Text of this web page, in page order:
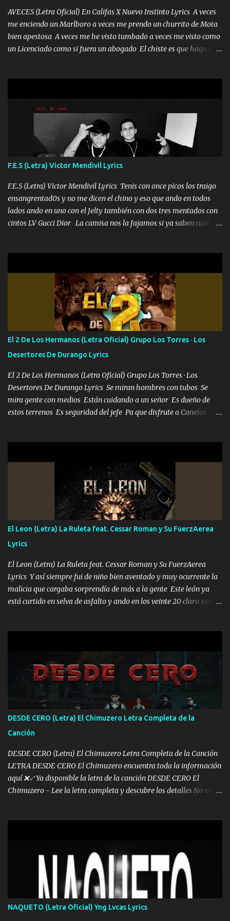
te acerque nadie porque solo yo tendre el candado 🔒 del a...
AVECES (Letra Oficial) En Califas X Nuevo Instinto Lyrics A veces
me enciendo un Marlboro a veces me prendo un churrito de Mota
bien apestosa A veces me he visto tumbado a veces me visto como
un Licenciado como si fuera un abogado El chiste es que hago lo
corriente no quieren verte subir de level trucha mis plebes Música
A veces me pongo un sombrero a veces me ven la cachucha de lado
con la mirada siempre en alto A veces me fajó una super o a veces
me fajó una Glock siempre armado todas las generaciones yo
traigo El chiste es que hago lo que quiero pues así soy me mandó
yo tengo el control a todos yo les paro el dedo soy hocicon un
malcriado un malandrón Que Les importa no saben nada falsas
las risas las que me miran hay gente corriente no quieren ve...
F.E.S (Letra) Victor Mendivil Lyrics
F.E.S (Letra) Victor Mendivil Lyrics Tenis con once picos los traigo
ensangrentad0s y no me dicen el chino y eso que ando en todos
lados ando en uno con el Jelty también con dos tres mentados con
cintos LV Gucci Dior La camisa nos la fajamos si ya saben cual es
estándares 110 mil records de pistas no me falta mucho para
verme en las revistas Ya pasé Italia Japón Madrid Milán y también
Francia ropa de 100.000 bolas Louis vuitton es mi fragancia
repleta de presidentes la bolsa estoy en mi pic si no se han dado
cuenta chequeen gráficas del kitch
El 2 De Los Hermanos (Letra Oficial) Grupo Los Torres · Los
Desertores De Durango Lyrics
El 2 De Los Hermanos (Letra Oficial) Grupo Los Torres · Los
Desertores De Durango Lyrics Se miran hombres con tubos Se
mira gente con medios Están cuidando a un señor Es dueño de
estos terrenos Es seguridad del jefe Pa que disfrute a Canelos Es
ni tampoco las mujeres porque es platica de grandes por eso hay
que estar alegres doy las instrucciones para atender los deberes
Música Si es que salta algún problema de confianza tengo gente
ahí está el Hombre Cuarenta y también Pariente 7 arreglan
cualquier problema no más es cuestión que ordené NOS HACE
FALTA UN HERMANO DE CLAVE ERA EL 24 SIEMPRE FUE UN
HOMBRE VALIENTE POR ALGO M'URIÓ PELEAND0 SIEMPRE
VIO POR LA FAMILIA PARA QUE SIGA EL LEGADO Es el DOS de
los HERMANOS un cerebro inteligente y com...
El Leon (Letra) La Ruleta feat. Cessar Roman y Su FuerzAerea
Lyrics
El Leon (Letra) La Ruleta feat. Cessar Roman y Su FuerzAerea
Lyrics Y así siempre fui de niño bien aventado y muy ocurrente la
malicia que cargaba sorprendía de más a la gente Este león ya
está curtido en selva de asfalto y ando en los veinte 20 claro son
pa más pues hay charola les voy a dar hasta topar pues no hay de
otra Música Surcando bien mi camino voy por mi línea no veo a
los lados aquel que no corre vuela no se me duerm voy chicoteado
Ya pasé varias hazañas ya tienen rato que me agarran el colmillo
de este León los estatales no sé esperaron Al tiro esta la PrimiZa
también la nueve que cargo al lado doy la mano al que su amigo y
al traicionero damos pa abajo Y No me paran aquí hay pa más
pues hay charola les voy a dar hasta topar pues no hay de otra...
DESDE CERO (Letra) El Chimuzero Letra Completa de la
Canción
DESDE CERO (Letra) El Chimuzero Letra Completa de la Canción
LETRA DESDE CERO El Chimuzero encuentra toda la información
aquí ❌♐ Ya disponible la letra de la canción DESDE CERO El
Chimuzero - Lee la letra completa y descubre los detalles No nací
❌ www.elnorteduro.com ❌ Yo No limito los Sueños , si no existe
Uno pues Hallamos Modos , Si me caigo me Levanto, Aprendo Del
Error Y me sacudo El Lodo ❌ www.elnorteduro.com ❌ El Dinero
No me falta Pero Tampoco me Estorba , Por Eso Manejo Todo
Bien Regido Por mis Normas . Aquí no Se Sufre de Ego vengo Desde
Abajo y me costó subir Fue Con Trabajo Y Esfuerzo, Nada es
NAQUETO (Letra Oficial) Yng Lvcas Lyrics